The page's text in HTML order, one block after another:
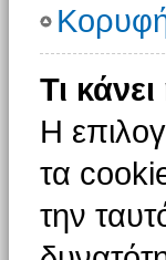
Τι
Η
τα
την